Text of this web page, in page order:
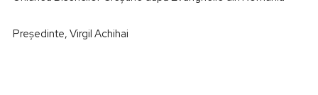
Președinte, Virgil Achihai